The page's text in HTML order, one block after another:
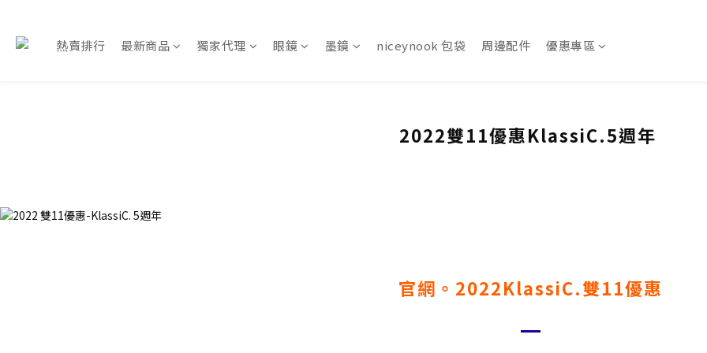
熱賣排行 最新商品 獨家代理 眼鏡 墨鏡 niceynook 包袋 周邊配件 優惠專區
2022雙11優惠KlassiC.5週年
官網。2022KlassiC.雙11優惠